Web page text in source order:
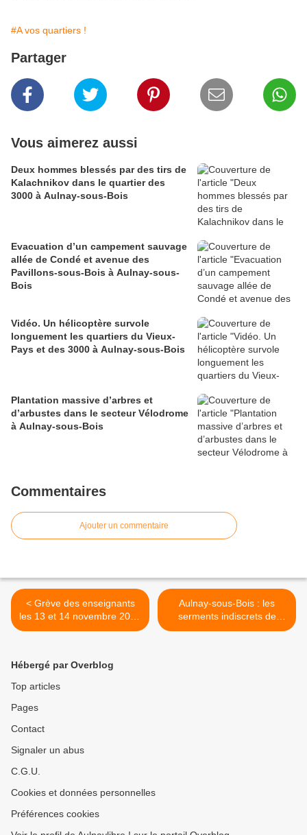
#A vos quartiers !
Partager
Vous aimerez aussi
Deux hommes blessés par des tirs de
Kalachnikov dans le quartier des
3000 à Aulnay-sous-Bois
Evacuation d’un campement sauvage
allée de Condé et avenue des
Pavillons-sous-Bois à Aulnay-sous-
Bois
Vidéo. Un hélicoptère survole
longuement les quartiers du Vieux-
Pays et des 3000 à Aulnay-sous-Bois
Plantation massive d’arbres et
d’arbustes dans le secteur Vélodrome
à Aulnay-sous-Bois
Commentaires
Ajouter un commentaire
< Grève des enseignants
les 13 et 14 novembre 2013
contre la réforme des
plusieurs villes de France !
Aulnay-sous-Bois : les
serments indiscrets de
Marivaux au Théâtre
Hébergé par Overblog
Top articles
Pages
Contact
Signaler un abus
C.G.U.
Cookies et données personnelles
Préférences cookies